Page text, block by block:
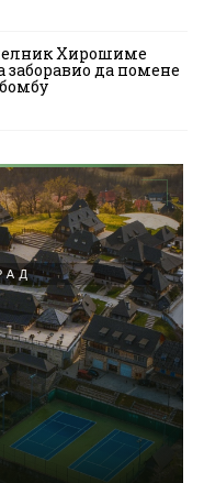
Хирошиме
заборавио да помене